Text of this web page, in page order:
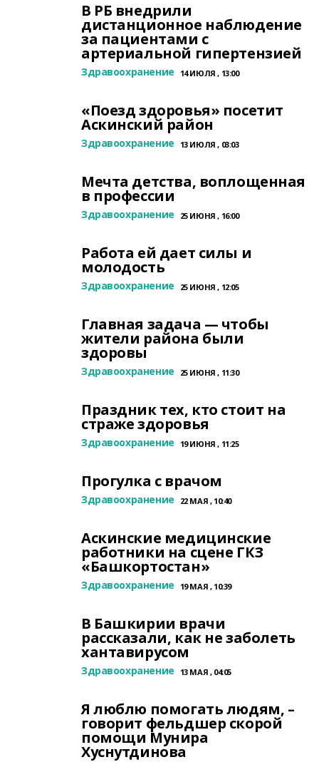
В РБ внедрили
дистанционное наблюдение
за пациентами с
артериальной гипертензией
Здравоохранение 14 ИЮЛЯ , 13:00
«Поезд здоровья» посетит
Аскинский район
Здравоохранение 13 ИЮЛЯ , 03:03
Мечта детства, воплощенная
в профессии
Здравоохранение 25 ИЮНЯ , 16:00
Работа ей дает силы и
молодость
Здравоохранение 25 ИЮНЯ , 12:05
Главная задача — чтобы
жители района были
здоровы
Здравоохранение 25 ИЮНЯ , 11:30
Праздник тех, кто стоит на
страже здоровья
Здравоохранение 19 ИЮНЯ , 11:25
Прогулка с врачом
Здравоохранение 22 МАЯ , 10:40
Аскинские медицинские
работники на сцене ГКЗ
«Башкортостан»
Здравоохранение 19 МАЯ , 10:39
В Башкирии врачи
рассказали, как не заболеть
хантавирусом
Здравоохранение 13 МАЯ , 04:05
Я люблю помогать людям, –
говорит фельдшер скорой
помощи Мунира
Хуснутдинова